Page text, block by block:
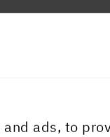
ads, to